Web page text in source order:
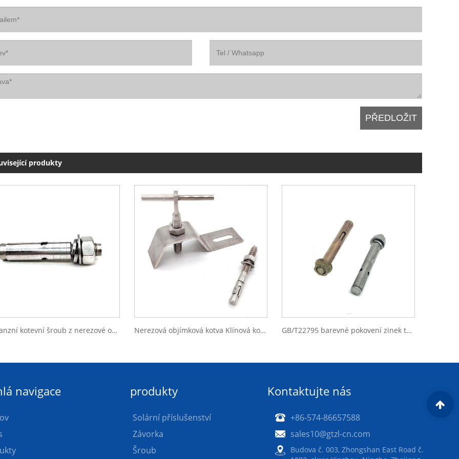
produkty
Expanzní kotevní šroub z nerezové oceli Nerezová objímková kotva Klínová kotva na záclonovou stěnu pro kamenné obklady Upevnění do úhlu mramoru GB/T22795 barevné pokovení zinek třída 8.8 Klínová kotva M8x75
navigace produkty
Solární příslušenství
Závorka
Šroub
Kontaktujte nás
+86-574-86657588
sales10@gtzl-cn.com
Budova č. 003, Zhongshan East Road č.